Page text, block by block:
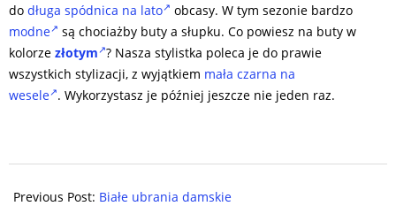
do długa spódnica na lato
obcasy. W tym sezonie bardzo
modne
są chociażby buty a słupku. Co powiesz na buty w
kolorze złotym ? Nasza stylistka poleca je do prawie
wszystkich stylizacji, z wyjątkiem mała czarna na
wesele . Wykorzystasz je później jeszcze nie jeden raz.
04-
Previous Post: Białe ubrania damskie